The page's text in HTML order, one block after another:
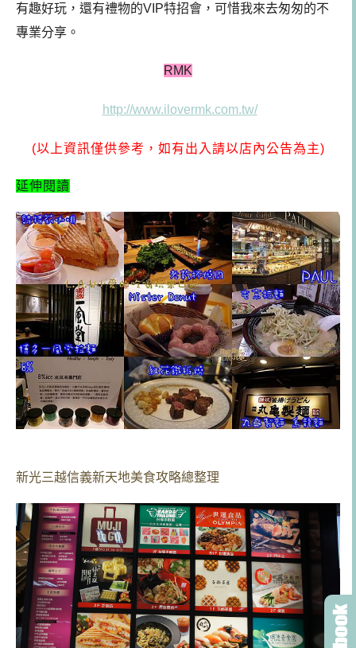
有趣好玩，還有禮物的VIP特招會，可惜我來去匆匆的不
專業分享。
RMK
http://www.ilovermk.com.tw/
(以上資訊僅供參考，如有出入請以店內公告為主)
延伸閱讀
新光三越信義新天地美食攻略總整理